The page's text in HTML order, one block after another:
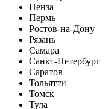
Пенза
Пермь
Ростов-на-Дону
Рязань
Самара
Санкт-Петербург
Саратов
Тольятти
Томск
Тула